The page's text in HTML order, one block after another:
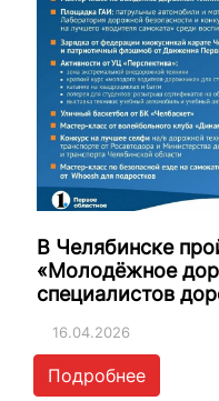
В Челябинске
«Молодёжное
специалистов
16.04.2026
Подробнее